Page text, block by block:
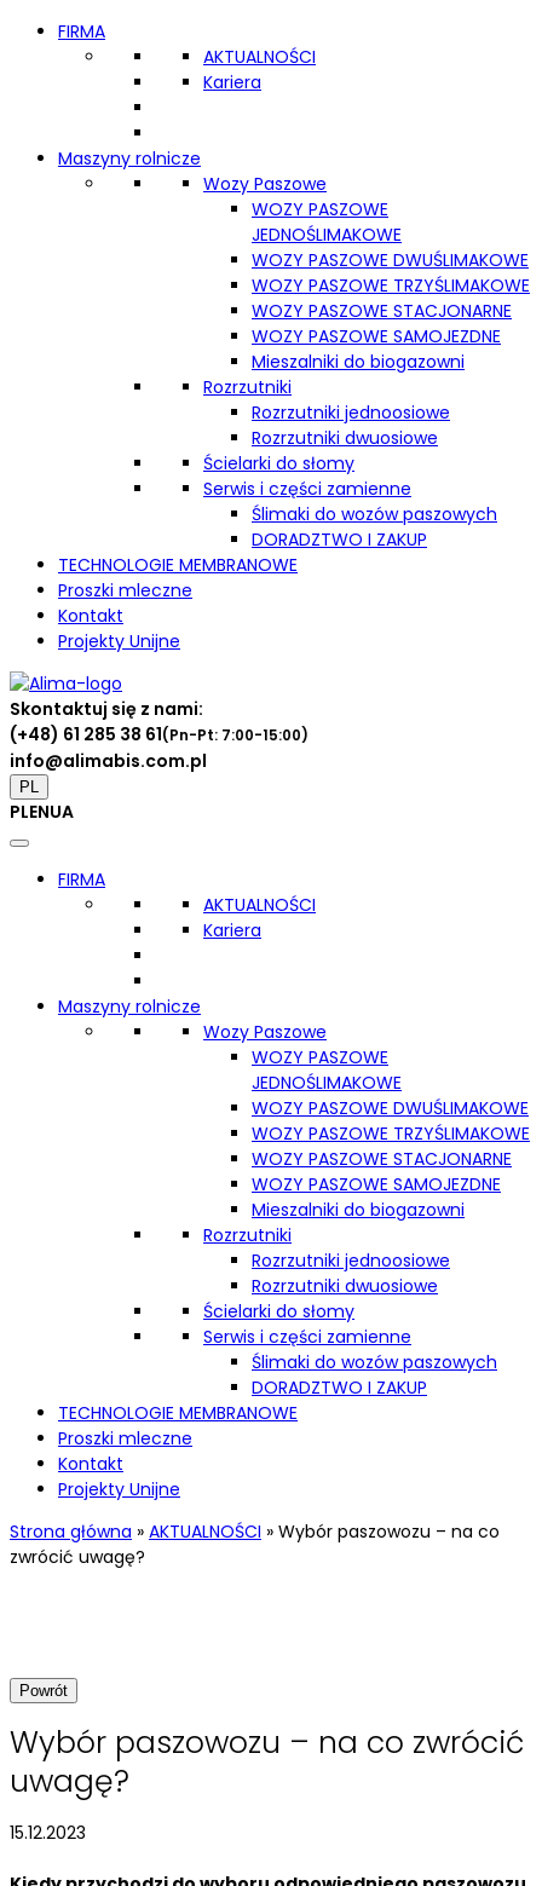
FIRMA
AKTUALNOŚCI
Kariera
Maszyny rolnicze
Wozy Paszowe
WOZY PASZOWE
JEDNOŚLIMAKOWE
WOZY PASZOWE DWUŚLIMAKOWE
WOZY PASZOWE TRZYŚLIMAKOWE
WOZY PASZOWE STACJONARNE
WOZY PASZOWE SAMOJEZDNE
Mieszalniki do biogazowni
Rozrzutniki
Rozrzutniki jednoosiowe
Rozrzutniki dwuosiowe
Ścielarki do słomy
Serwis i części zamienne
Ślimaki do wozów paszowych
DORADZTWO I ZAKUP
TECHNOLOGIE MEMBRANOWE
Proszki mleczne
Kontakt
Projekty Unijne
Skontaktuj się z nami:
(+48) 61 285 38 61(Pn-Pt: 7:00-15:00)
info@alimabis.com.pl
PL
PLENUA
FIRMA
AKTUALNOŚCI
Kariera
Maszyny rolnicze
Wozy Paszowe
WOZY PASZOWE
JEDNOŚLIMAKOWE
WOZY PASZOWE DWUŚLIMAKOWE
WOZY PASZOWE TRZYŚLIMAKOWE
WOZY PASZOWE STACJONARNE
WOZY PASZOWE SAMOJEZDNE
Mieszalniki do biogazowni
Rozrzutniki
Rozrzutniki jednoosiowe
Rozrzutniki dwuosiowe
Ścielarki do słomy
Serwis i części zamienne
Ślimaki do wozów paszowych
DORADZTWO I ZAKUP
TECHNOLOGIE MEMBRANOWE
Proszki mleczne
Kontakt
Projekty Unijne
Strona główna » AKTUALNOŚCI » Wybór paszowozu – na co
zwrócić uwagę?
Powrót
Wybór paszowozu – na co zwrócić
uwagę?
15.12.2023